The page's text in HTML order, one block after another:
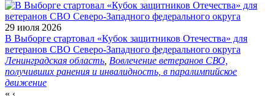
29 июля 2026
В Выборге стартовал «Кубок защитников Отечества» для
ветеранов СВО Северо-Западного федерального округа
Ленинградская область Вовлечение ветеранов СВО,
получивших ранения и инвалидность, в паралимпийское
движение
« ‹